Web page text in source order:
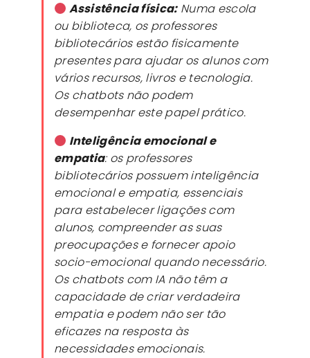
Assistência física:Numa escola
ou biblioteca, os professores
bibliotecários estão fisicamente
presentes para ajudar os alunos com
vários recursos, livros e tecnologia.
Os chatbotsnão podem
desempenhar este papel prático.
Inteligência emocional e
empatia: os professores
bibliotecários possuem inteligência
emocional e empatia, essenciais
para estabelecer ligações com
alunos, compreender as suas
preocupações e fornecer apoio
socio-emocional quando necessário.
Os chatbotscom IA não têm a
capacidade de criar verdadeira
empatia e podem não ser tão
eficazes na resposta às
necessidades emocionais.